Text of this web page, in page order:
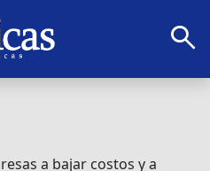
search
a bajar costos y a